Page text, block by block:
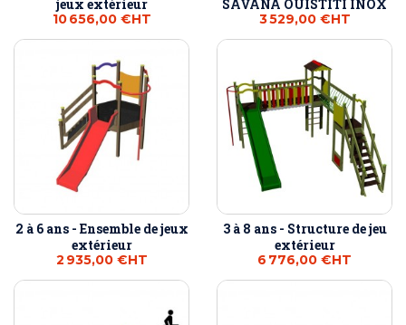
jeux extérieur
10 656,00 €HT
SAVANA OUISTITI INOX
3 529,00 €HT
2 à 6 ans - Ensemble de jeux
extérieur
2 935,00 €HT
3 à 8 ans - Structure de jeu
extérieur
6 776,00 €HT